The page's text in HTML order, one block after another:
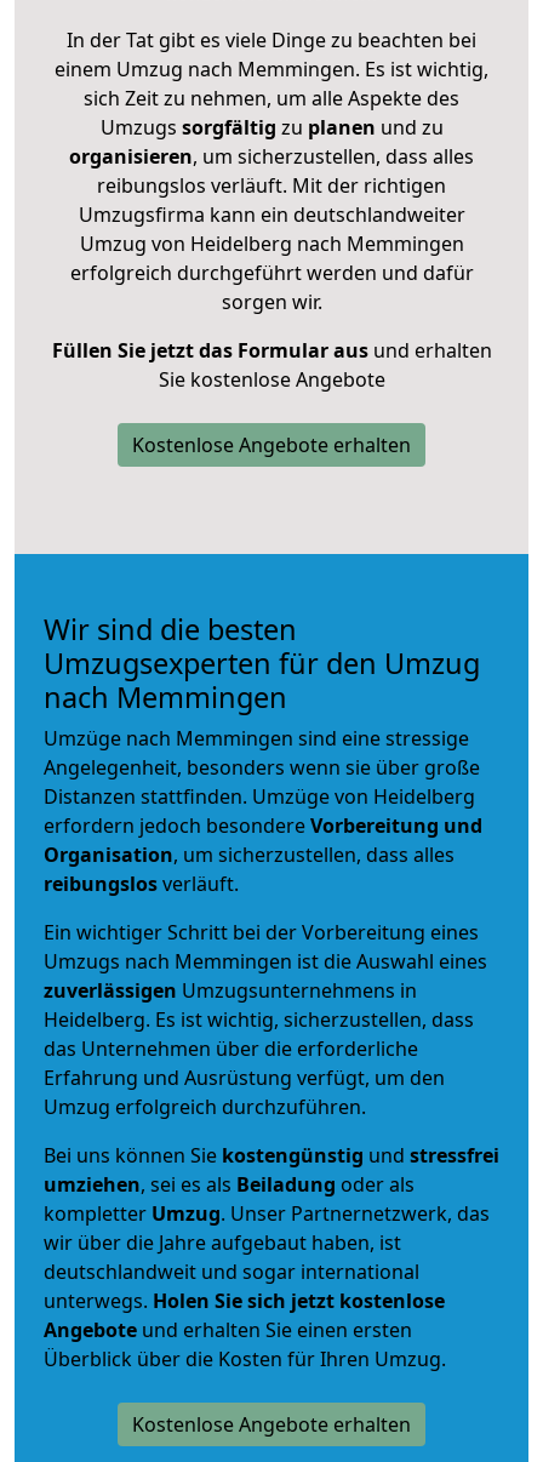
In der Tat gibt es viele Dinge zu beachten bei
einem Umzug nach Memmingen. Es ist wichtig,
sich Zeit zu nehmen, um alle Aspekte des
Umzugs sorgfältig zu planen und zu
organisieren, um sicherzustellen, dass alles
reibungslos verläuft. Mit der richtigen
Umzugsfirma kann ein deutschlandweiter
Umzug von Heidelberg nach Memmingen
erfolgreich durchgeführt werden und dafür
sorgen wir.
Füllen Sie jetzt das Formular ausund erhalten
Sie kostenlose Angebote
Kostenlose Angebote erhalten
Wir sind die besten
Umzugsexperten für den Umzug
nach Memmingen
Umzüge nach Memmingen sind eine stressige
Angelegenheit, besonders wenn sie über große
Distanzen stattfinden. Umzüge von Heidelberg
erfordern jedoch besondereVorbereitung und
Organisation, um sicherzustellen, dass alles
reibungslosverläuft.
Ein wichtiger Schritt bei der Vorbereitung eines
Umzugs nach Memmingen ist die Auswahl eines
zuverlässigen Umzugsunternehmens in
Heidelberg. Es ist wichtig, sicherzustellen, dass
das Unternehmen über die erforderliche
Erfahrung und Ausrüstung verfügt, um den
Umzug erfolgreich durchzuführen.
Bei uns können Sie kostengünstig und stressfrei
umziehen, sei es als Beiladung oder als
kompletter Umzug. Unser Partnernetzwerk, das
wir über die Jahre aufgebaut haben, ist
deutschlandweit und sogar international
unterwegs. Holen Sie sich jetzt kostenlose
Angebote und erhalten Sie einen ersten
Überblick über die Kosten für Ihren Umzug.
Kostenlose Angebote erhalten